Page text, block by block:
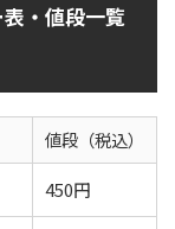
・値段一覧
値段（税込）
450円